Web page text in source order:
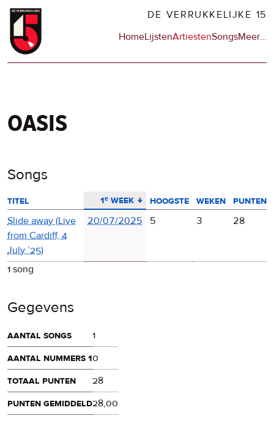
Overslaan
naar
DE VERRUKKELIJKE 15
Hoofdnavigatie
HomeLijstenArtiestenSongsMeerop
…
oasis
Songs
titel 1ᵉ week
aflopend sorteren hoogste weken
punten
Slide away (Live
from Cardiff, 4
July ’25)
20/07/2025 5 3 28
1 song
Gegevens
aantal songs
1
aantal nummers 10
totaal punten
28
punten gemiddeld28,00